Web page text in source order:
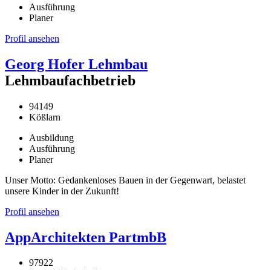
Ausführung
Planer
Profil ansehen
Georg Hofer Lehmbau
Lehmbaufachbetrieb
94149
Kößlarn
Ausbildung
Ausführung
Planer
Unser Motto: Gedankenloses Bauen in der Gegenwart, belastet
unsere Kinder in der Zukunft!
Profil ansehen
AppArchitekten PartmbB
97922